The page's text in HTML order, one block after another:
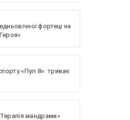
фортеці на
«Пул 8»: триває
мандрами»